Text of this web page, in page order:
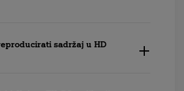
sadržaj u HD